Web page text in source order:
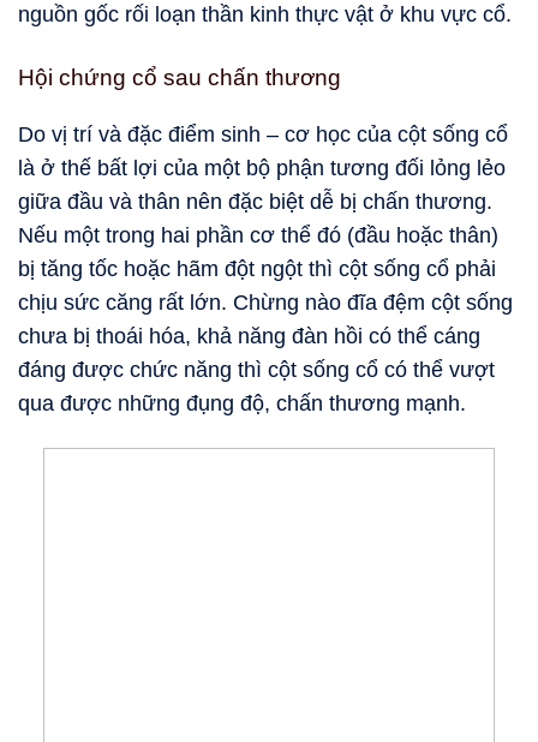
nguồn gốc rối loạn thần kinh thực vật ở khu vực cổ.
Hội chứng cổ sau chấn thương
Do vị trí và đặc điểm sinh – cơ học của cột sống cổ
là ở thế bất lợi của một bộ phận tương đối lỏng lẻo
giữa đầu và thân nên đặc biệt dễ bị chấn thương.
Nếu một trong hai phần cơ thể đó (đầu hoặc thân)
bị tăng tốc hoặc hãm đột ngột thì cột sống cổ phải
chịu sức căng rất lớn. Chừng nào đĩa đệm cột sống
chưa bị thoái hóa, khả năng đàn hồi có thể cáng
đáng được chức năng thì cột sống cổ có thể vượt
qua được những đụng độ, chấn thương mạnh.